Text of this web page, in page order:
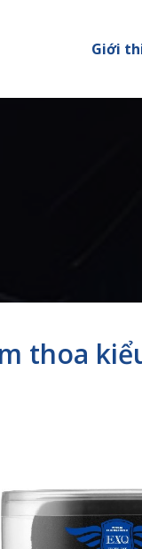
Giới
thoa